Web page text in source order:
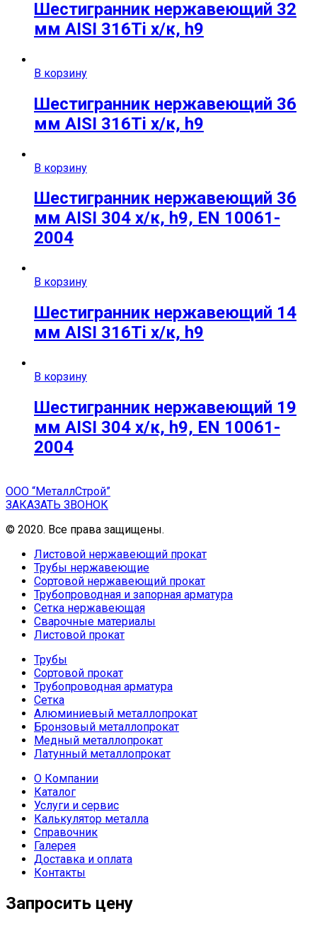
Шестигранник нержавеющий 32
мм AISI 316Ti х/к, h9
В корзину
Шестигранник нержавеющий 36
мм AISI 316Ti х/к, h9
В корзину
Шестигранник нержавеющий 36
мм AISI 304 х/к, h9, EN 10061-
2004
В корзину
Шестигранник нержавеющий 14
мм AISI 316Ti х/к, h9
В корзину
Шестигранник нержавеющий 19
мм AISI 304 х/к, h9, EN 10061-
2004
ООО “МеталлСтрой”
ЗАКАЗАТЬ ЗВОНОК
© 2020. Все права защищены.
Листовой нержавеющий прокат
Трубы нержавеющие
Сортовой нержавеющий прокат
Трубопроводная и запорная арматура
Сетка нержавеющая
Сварочные материалы
Листовой прокат
Трубы
Сортовой прокат
Трубопроводная арматура
Сетка
Алюминиевый металлопрокат
Бронзовый металлопрокат
Медный металлопрокат
Латунный металлопрокат
О Компании
Каталог
Услуги и сервис
Калькулятор металла
Справочник
Галерея
Доставка и оплата
Контакты
Запросить цену